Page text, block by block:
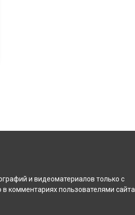
и видеоматериалов только с
комментариях пользователями сайта.